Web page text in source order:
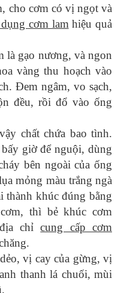
cho cơm có vị ngọt và
cơm lamhiệu quả
là gạo nương, và ngon
vàng thu hoạch vào
Đem ngâm, vo sạch,
đều, rồi đổ vào ống
chất chứa bao tình.
giờ để nguội, dùng
bên ngoài của ống
mỏng màu trắng ngà
thành khúc đúng bằng
thì bẻ khúc cơm
địa chỉcung cấp cơm
vị cay của gừng, vị
thanh lá chuối, mùi